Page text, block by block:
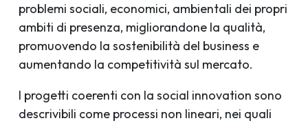
problemi sociali, economici, ambientali dei propri
ambiti di presenza, migliorandone la qualità,
promuovendo la sostenibilità del business e
aumentando la competitività sul mercato.
I progetti coerenti con la social innovation sono
descrivibili come processi non lineari, nei quali